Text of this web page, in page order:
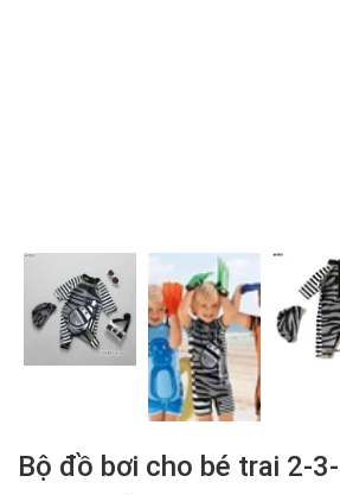
Bộ đồ bơi cho bé trai 2-